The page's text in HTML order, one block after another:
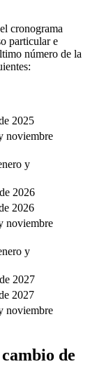
cronograma
particular e
número de la
2025
noviembre
y
2026
2026
noviembre
y
2027
2027
noviembre
de